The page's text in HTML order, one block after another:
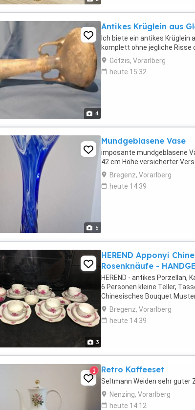
4
Antikes Krüglein aus
Ich biete ein antikes Krüglein
komplett ohne jegliche Risse
Götzis, Vorarlberg
heute 15:32
5
Mundgeblasene Vase
imposante mundgeblasene
42 cm Höhe versicherter
Bregenz, Vorarlberg
heute 14:39
3
HEREND Apponyi
Rosenknäufe -
HEREND - antikes Porzellan,
6 Personen kleine Teller,
Chinesisches Bouquet
Bregenz, Vorarlberg
heute 14:39
1 Retro Kaffeeset
Seltmann Weiden sehr guter
Nenzing, Vorarlberg
heute 14:12